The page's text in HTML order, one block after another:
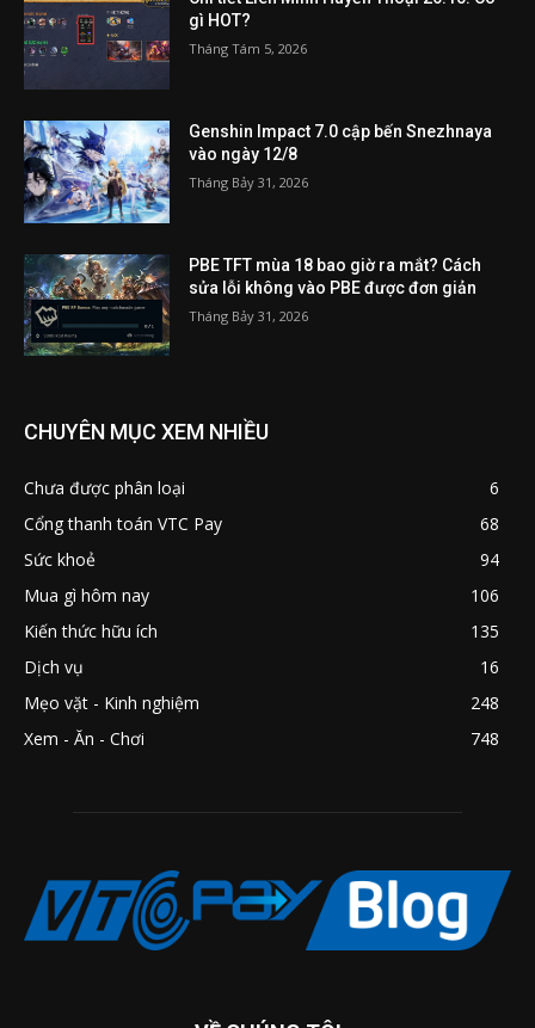
gì HOT?
Tháng Tám 5, 2026
Genshin Impact 7.0 cập bến Snezhnaya
vào ngày 12/8
Tháng Bảy 31, 2026
PBE TFT mùa 18 bao giờ ra mắt? Cách
sửa lỗi không vào PBE được đơn giản
Tháng Bảy 31, 2026
CHUYÊN MỤC XEM NHIỀU
Chưa được phân loại
6
Cổng thanh toán VTC Pay
68
Sức khoẻ
94
Mua gì hôm nay
106
Kiến thức hữu ích
135
Dịch vụ
16
Mẹo vặt - Kinh nghiệm
248
Xem - Ăn - Chơi
748